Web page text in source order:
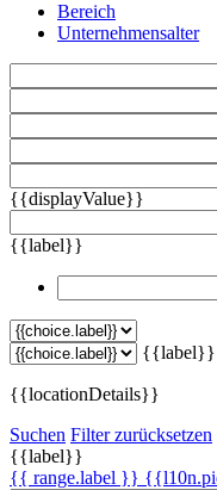
Bereich
Unternehmensalter
{{displayValue}}
{{label}}
{{label}}
{{locationDetails}}
Suchen Filter zurücksetzen
{{label}}
{{ range.label }}